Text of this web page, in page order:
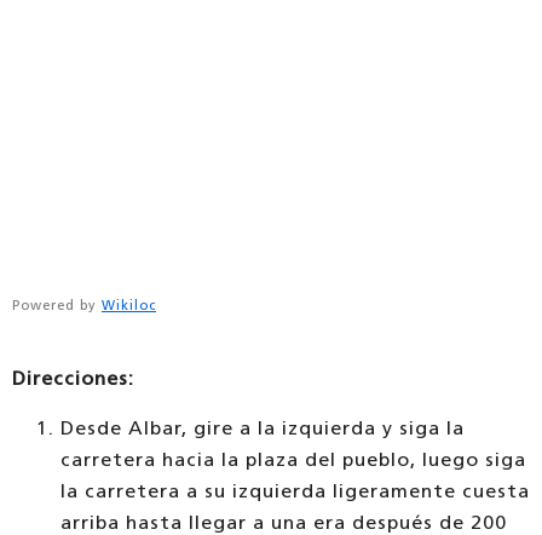
Powered by Wikiloc
Direcciones:
Desde Albar, gire a la izquierda y siga la
carretera hacia la plaza del pueblo, luego siga
la carretera a su izquierda ligeramente cuesta
arriba hasta llegar a una era después de 200